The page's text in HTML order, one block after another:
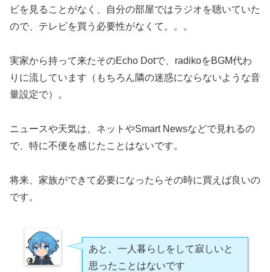
ビを見ることがなく、自分の部屋ではラジオを聴いていた
ので、テレビを買う必要性がなくて。。。
実家から持って来たそのEcho Dotで、radikoをBGM代わ
りに流しています（もちろん隣の迷惑にならないような音
量設定で）。
ニュースや天気は、ネットやSmart Newsなどで見れるの
で、特に不便を感じたことはないです。
将来、家族ができて必要になったらその時に買えば良いの
です。
あと、一人暮らしをして寂しいと
思ったことはないです